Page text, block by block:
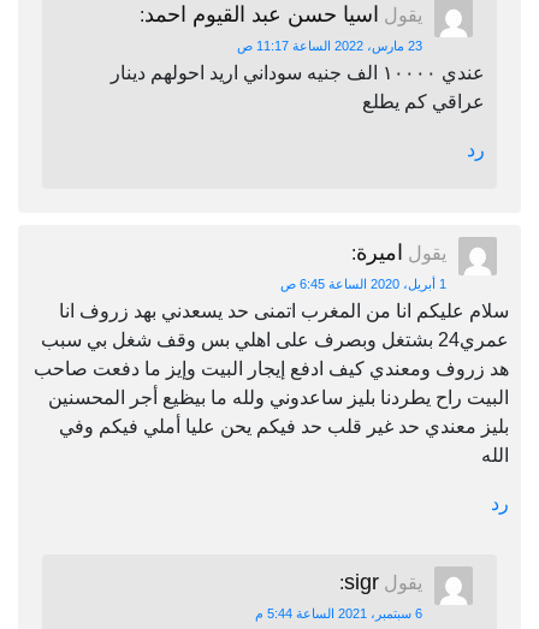
يقول اسيا حسن عبد القيوم احمد:
23 مارس، 2022 الساعة 11:17 ص
عندي ١٠٠٠٠ الف جنيه سوداني اريد احولهم دينار
عراقي كم يطلع
رد
يقول اميرة:
1 أبريل، 2020 الساعة 6:45 ص
سلام عليكم انا من المغرب اتمنى حد يسعدني بهد زروف انا
عمري24 بشتغل وبصرف على اهلي بس وقف شغل بي سبب
هد زروف ومعندي كيف ادفع إيجار البيت وإيز ما دفعت صاحب
البيت راح يطردنا بليز ساعدوني ولله ما بيظيع أجر المحسنين
بليز معندي حد غير قلب حد فيكم يحن عليا أملي فيكم وفي
الله
رد
يقول sigr
:
6 سبتمبر، 2021 الساعة 5:44 م